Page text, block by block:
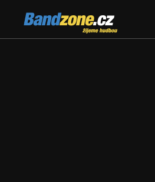
Bandzone.cz
žijeme hudbou